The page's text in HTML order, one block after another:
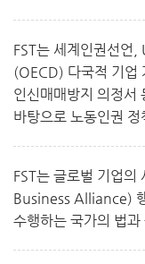
FST는 세계인권선언
(OECD) 다국적 기업
인신매매방지 의정서
바탕으로 노동인권
FST는 글로벌 기업
Business Alliance)
수행하는 국가의 법